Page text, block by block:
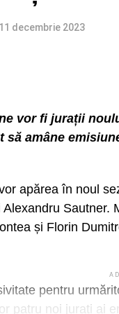
pătruns în
stabilit faptul că,
Mary, a mai fost
stângi.
legale a
a constatat că
un corp dur și
emis ordin de
11 decembrie 2023
vor fi jurații
amâne
apărea în noul
Sautner.
și Florin
pentru
patru noi jurați ai